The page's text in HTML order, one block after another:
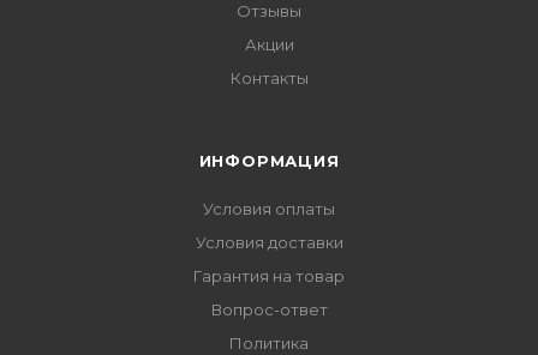
Отзывы
Акции
Контакты
ИНФОРМАЦИЯ
Условия оплаты
Условия доставки
Гарантия на товар
Вопрос-ответ
Политика